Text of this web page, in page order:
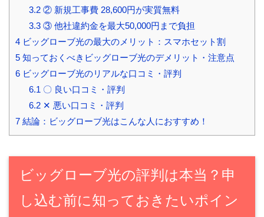
3.2② 新規工事費 28,600円が実質無料
3.3③ 他社違約金を最大50,000円まで負担
4 ビッグローブ光の最大のメリット：スマホセット割
5 知っておくべきビッグローブ光のデメリット・注意点
6 ビッグローブ光のリアルな口コミ・評判
6.1 〇 良い口コミ・評判
6.2✕ 悪い口コミ・評判
7 結論：ビッグローブ光はこんな人におすすめ！
ビッグローブ光の評判は本当？申
し込む前に知っておきたいポイン